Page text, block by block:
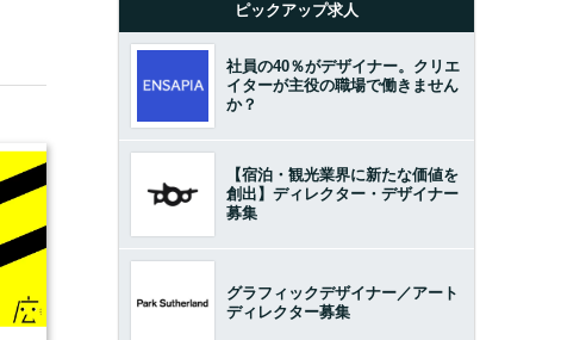
ピックアップ求人
社員の40％がデザイナー。クリエ
イターが主役の職場で働きません
か？
【宿泊・観光業界に新たな価値を
創出】ディレクター・デザイナー
募集
グラフィックデザイナー／アート
ディレクター募集